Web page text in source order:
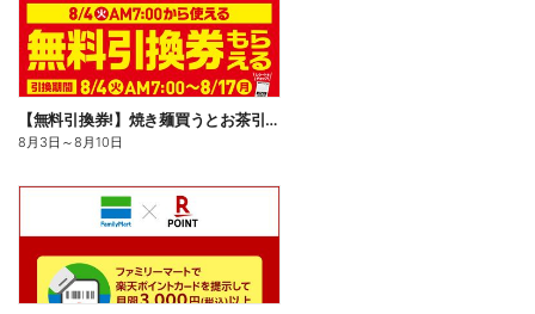
【無料引換券!】焼き麺買うとお茶引換券貰える!
8月3日 ～8月10日